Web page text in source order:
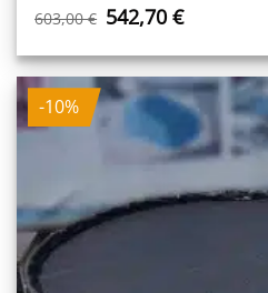
603,00€ Ursprünglicher
Preis
war:
603,00 €
542,70€Aktueller
ist:
542,70 €.
-10%